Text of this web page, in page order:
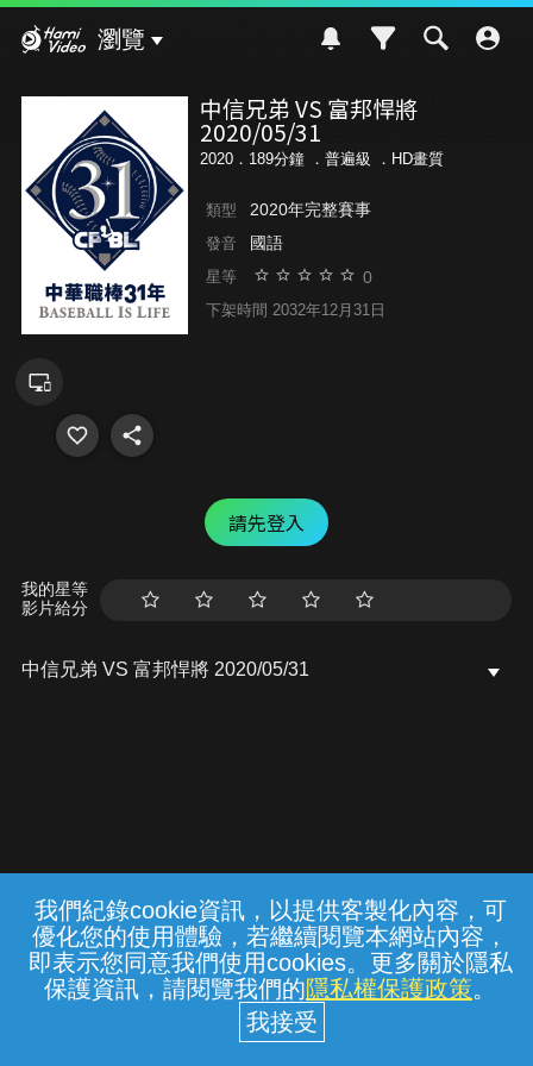
我們紀錄cookie資訊，以提供客製化內容，可
優化您的使用體驗，若繼續閱覽本網站內容，
即表示您同意我們使用cookies。更多關於隱私
保護資訊，請閱覽我們的隱私權保護政策。
瀏覽
中信兄弟 VS 富邦悍將
2020/05/31
2020．189分鐘 ． 普遍級 ．HD畫質
類型 2020年完整賽事
發音 國語
星等 0
下架時間 2032年12月31日
請先登入
我的星等
影片給分
中信兄弟 VS 富邦悍將 2020/05/31
常見問題 線上客服 服務條款 隱私權保護
中華電信股份有限公司個人家庭分公司
(統一編號：96979949) © 2026
{{notifyMsg}}